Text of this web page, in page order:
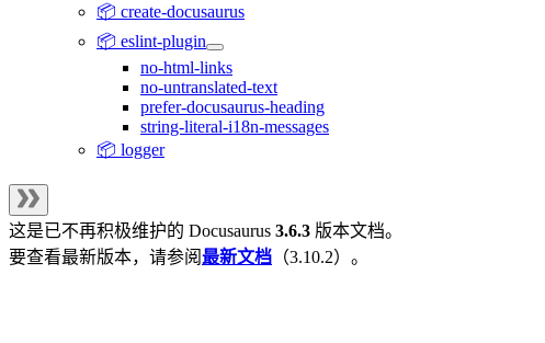
📦 create-docusaurus
📦 eslint-plugin
no-html-links
no-untranslated-text
prefer-docusaurus-heading
string-literal-i18n-messages
📦 logger
这是已不再积极维护的 Docusaurus 3.6.3 版本文档。
要查看最新版本，请参阅最新文档 （3.10.2）。